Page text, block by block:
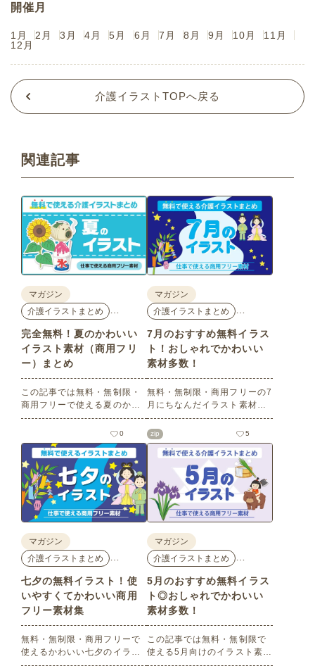
開催月
1月 2月 3月 4月 5月 6月 7月 8月 9月 10月
11月
12月
介護イラストTOPへ戻る
関連記事
マガジン
介護イラストまとめ
完全無料！夏のかわいい
イラスト素材（商用フリ
ー）まとめ
この記事では無料・無制限・
商用フリーで使える夏のかわ
いいイラスト素材を多数ご紹
介いたします。夏の花である
ひまわりや朝顔、夏祭り、花
火、七夕など夏ならではのか
わいいイラストをご用意！ポ
スターやパンフレットなどで
使いやすいテイストなので、
ぜひご活用ください。
0
マガジン
介護イラストまとめ
7月のおすすめ無料イラス
ト！おしゃれでかわいい
素材多数！
無料・無制限・商用フリーの7
月にちなんだイラスト素材を
多数ご紹介します。どれも印
刷に適した解像度で、点数制
限なしで自由に使える素材ば
かり♪どなたでもご利用いただ
けます！ぜひご活用くださ
い。
zip 5
マガジン
介護イラストまとめ
七夕の無料イラスト！使
いやすくてかわいい商用
フリー素材集
無料・無制限・商用フリーで
使えるかわいい七夕のイラス
マガジン
介護イラストまとめ
5月のおすすめ無料イラス
ト◎おしゃれでかわいい
素材多数！
この記事では無料・無制限で
使える5月向けのイラスト素材